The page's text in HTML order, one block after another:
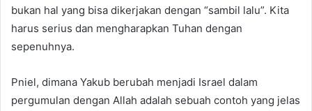
bukan hal yang bisa dikerjakan dengan “sambil lalu”. Kita
harus serius dan mengharapkan Tuhan dengan
sepenuhnya.
Pniel, dimana Yakub berubah menjadi Israel dalam
pergumulan dengan Allah adalah sebuah contoh yang jelas